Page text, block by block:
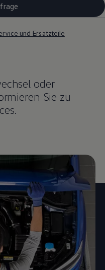
und Ersatzteile
oder
Sie zu